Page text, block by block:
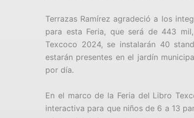
Terrazas Ramírez agradeció a los
para esta Feria, que será de 443
Texcoco 2024, se instalarán 40
estarán presentes en el jardín
por día.
En el marco de la Feria del Libro
interactiva para que niños de 6 a 13